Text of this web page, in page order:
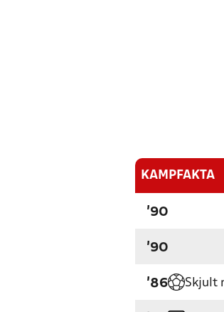
KAMPFAKTA
'90
'90
'86 Skjult